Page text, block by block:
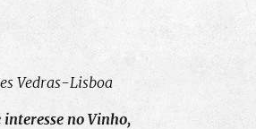
Vedras-Lisboa
no Vinho,